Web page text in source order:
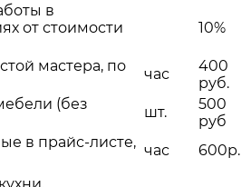
в
от стоимости
10%
мастера, по
час
400
руб.
(без
шт.
500
руб
в прайс-листе, час
600р.